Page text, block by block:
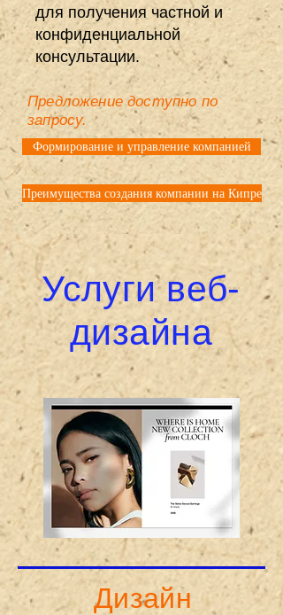
для получения частной и
конфиденциальной
консультации.
Предложение доступно по
запросу.
Формирование и управление компанией
Преимущества создания компании на Кипре
Услуги веб-
дизайна
Дизайн